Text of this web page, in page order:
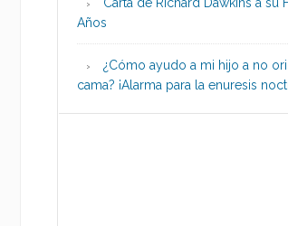
Carta de Richard Dawkins a su
Años
¿Cómo ayudo a mi hijo a no
cama? ¡Alarma para la enuresis